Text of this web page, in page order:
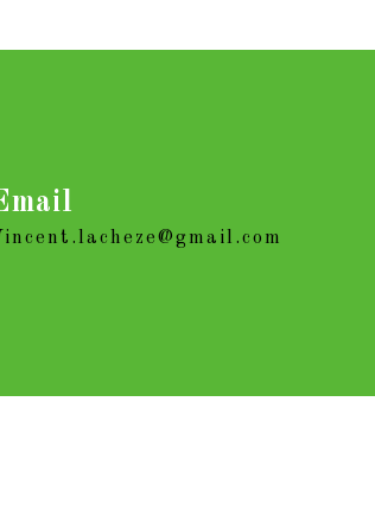
vincent.lacheze@gmail.com